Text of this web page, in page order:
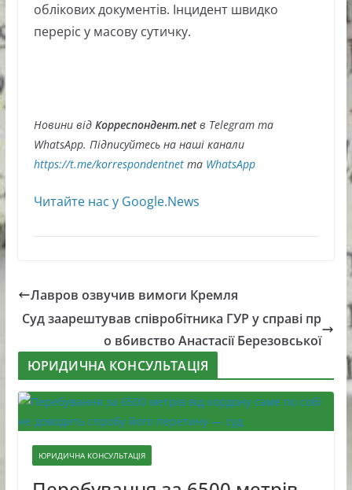
облікових документів. Інцидент швидко
переріс у масову сутичку.
Новини відКорреспондент.netв Telegram та
WhatsApp. Підписуйтесь на наші канали
https://t.me/korrespondentnetта WhatsApp
Читайте нас у Google.News
Лавров озвучив вимоги Кремля
Суд заарештував співробітника ГУР у справі пр
о вбивство Анастасії Березовської
ЮРИДИЧНА КОНСУЛЬТАЦІЯ
ЮРИДИЧНА КОНСУЛЬТАЦІЯ